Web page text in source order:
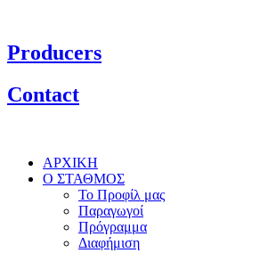
Producers
Contact
ΑΡΧΙΚΗ
Ο ΣΤΑΘΜΟΣ
Το Προφίλ μας
Παραγωγοί
Πρόγραμμα
Διαφήμιση